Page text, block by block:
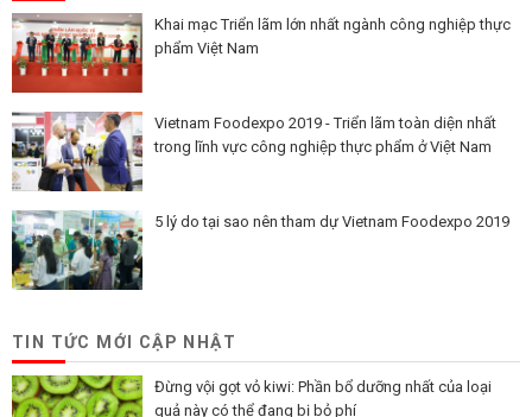
Khai mạc Triển lãm lớn nhất ngành công nghiệp thực
phẩm Việt Nam
Vietnam Foodexpo 2019 - Triển lãm toàn diện nhất
trong lĩnh vực công nghiệp thực phẩm ở Việt Nam
5 lý do tại sao nên tham dự Vietnam Foodexpo 2019
TIN TỨC MỚI CẬP NHẬT
Đừng vội gọt vỏ kiwi: Phần bổ dưỡng nhất của loại
quả này có thể đang bị bỏ phí